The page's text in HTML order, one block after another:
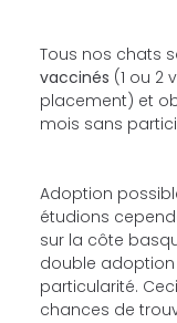
Tous nos chats
vaccinés (1 ou 2
placement) et
mois sans
Adoption
étudions
sur la côte
double adoption
particularité.
chances de